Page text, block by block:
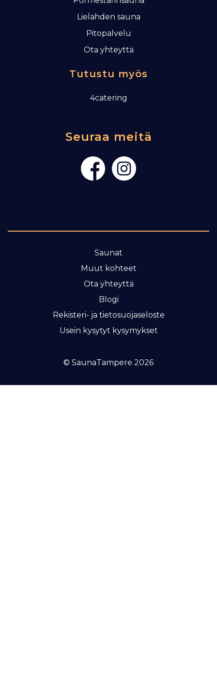
Lielahden sauna
Pitopalvelu
Ota yhteyttä
Tutustu myös
4catering
Seuraa meitä
Saunat
Muut kohteet
Ota yhteyttä
Blogi
Rekisteri- ja tietosuojaseloste
Usein kysytyt kysymykset
© SaunaTampere 2026